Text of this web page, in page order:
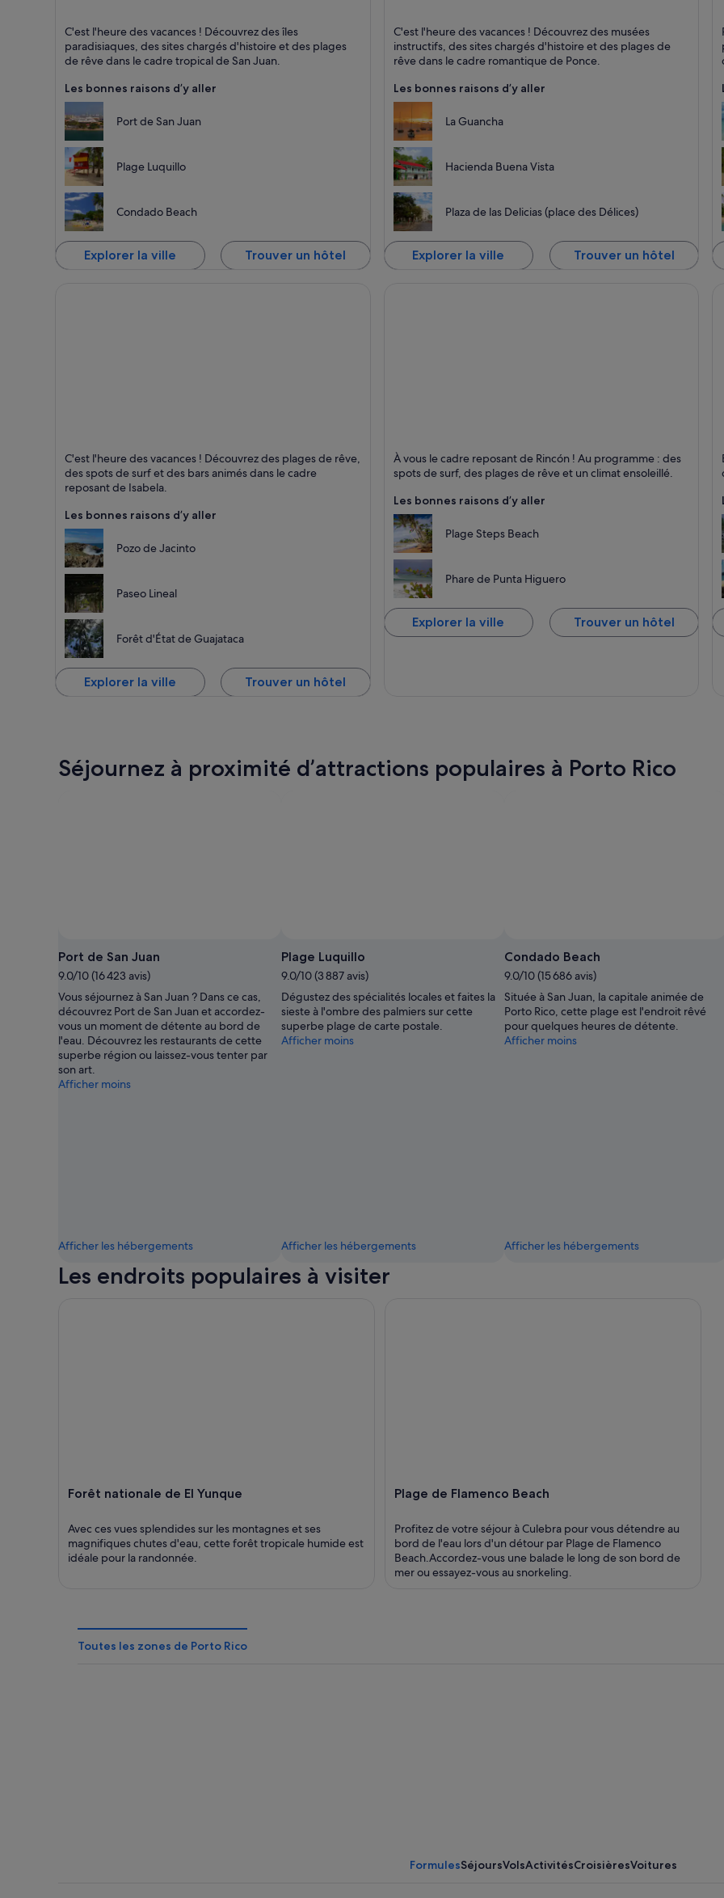
San Juan
Plages, Excursions et Mer
C'est l'heure des vacances ! Découvrez des îles
paradisiaques, des sites chargés d'histoire et des plages
de rêve dans le cadre tropical de San Juan.
Les bonnes raisons d’y aller
Port de San Juan
Plage Luquillo
Condado Beach
Explorer la ville Trouver un hôtel
Ponce
Plages, Shopping et Historique
C'est l'heure des vacances ! Découvrez des musées
instructifs, des sites chargés d'histoire et des plages de
rêve dans le cadre romantique de Ponce.
Les bonnes raisons d’y aller
La Guancha
Hacienda Buena Vista
Plaza de las Delicias (place des Délices)
Explorer la ville Trouver un hôtel
Plages, Relaxation et Mer
C'est l'heure des vacances ! Découvrez des plages de rêve,
des spots de surf et des bars animés dans le cadre
reposant de Isabela.
Les bonnes raisons d’y aller
Pozo de Jacinto
Paseo Lineal
Forêt d'État de Guajataca
Explorer la ville Trouver un hôtel
Rincón
Plages, Mer et Couchers de soleil
À vous le cadre reposant de Rincón ! Au programme : des
spots de surf, des plages de rêve et un climat ensoleillé.
Les bonnes raisons d’y aller
Plage Steps Beach
Phare de Punta Higuero
Explorer la ville Trouver un hôtel
Séjournez à proximité d’attractions populaires à Porto Rico
Port de San Juan
9.0/10 (16 423 avis)
Vous séjournez à San Juan ? Dans ce cas,
découvrez Port de San Juan et accordez-
vous un moment de détente au bord de
l'eau. Découvrez les restaurants de cette
superbe région ou laissez-vous tenter par
son art.
Afficher moins
Afficher les hébergements
Plage Luquillo
9.0/10 (3 887 avis)
Dégustez des spécialités locales et faites la
sieste à l'ombre des palmiers sur cette
superbe plage de carte postale.
Afficher moins
Afficher les hébergements
Condado Beach
9.0/10 (15 686 avis)
Située à San Juan, la capitale animée de
Porto Rico, cette plage est l'endroit rêvé
pour quelques heures de détente.
Afficher moins
Afficher les hébergements
Les endroits populaires à visiter
Forêt nationale de El Yunque
Avec ces vues splendides sur les montagnes et ses
magnifiques chutes d'eau, cette forêt tropicale humide est
idéale pour la randonnée.
Plage de Flamenco Beach
Profitez de votre séjour à Culebra pour vous détendre au
bord de l'eau lors d'un détour par Plage de Flamenco
Beach.Accordez-vous une balade le long de son bord de
mer ou essayez-vous au snorkeling.
Toutes les zones de Porto Rico
FormulesSéjoursVolsActivitésCroisièresVoitures